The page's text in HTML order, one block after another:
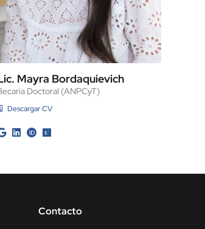
Mayra Bordaquievich
Doctoral (ANPCyT)
Descargar CV
Contacto